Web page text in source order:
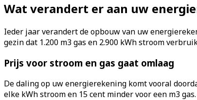
Wat verandert er aan uw
Ieder jaar verandert de opbouw van uw
gezin dat 1.200 m3 gas en 2.900 kWh stroom
Prijs voor stroom en gas gaat omlaag
De daling op uw energierekening komt vooral
elke kWh stroom en 15 cent minder voor een m3 gas.